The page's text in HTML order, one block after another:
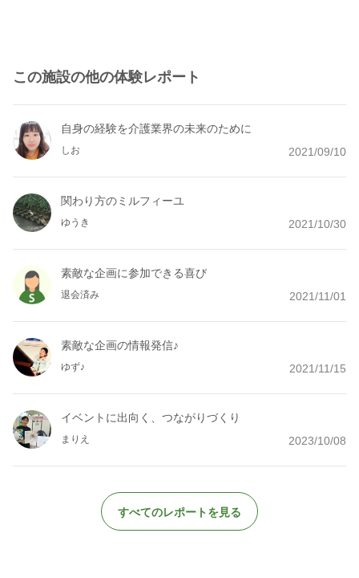
この施設の他の体験レポート
自身の経験を介護業界の未来のために
しお 2021/09/10
関わり方のミルフィーユ
ゆうき 2021/10/30
素敵な企画に参加できる喜び
退会済み 2021/11/01
素敵な企画の情報発信♪
ゆず♪ 2021/11/15
イベントに出向く、つながりづくり
まりえ 2023/10/08
すべてのレポートを見る